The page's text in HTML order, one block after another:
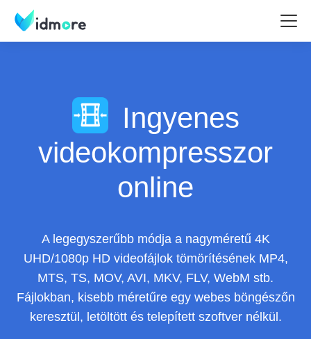
Ingyenes
videokompresszor
online
A legegyszerűbb módja a nagyméretű 4K
UHD/1080p HD videofájlok tömörítésének MP4,
MTS, TS, MOV, AVI, MKV, FLV, WebM stb.
Fájlokban, kisebb méretűre egy webes böngészőn
keresztül, letöltött és telepített szoftver nélkül.